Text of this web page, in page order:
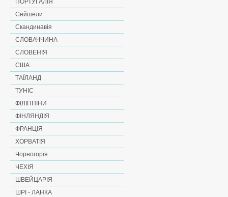
ПОРТУГАЛІЯ
Сейшели
Скандинавія
СЛОВАЧЧИНА
СЛОВЕНІЯ
США
ТАЇЛАНД
ТУНІС
ФІЛІППІНИ
ФІНЛЯНДІЯ
ФРАНЦІЯ
ХОРВАТІЯ
Чорногорія
ЧЕХІЯ
ШВЕЙЦАРІЯ
ШРІ - ЛАНКА